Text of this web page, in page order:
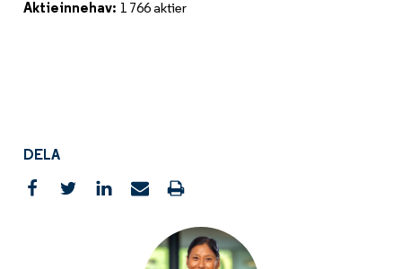
Aktieinnehav: 1 766 aktier
DELA